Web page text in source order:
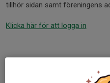
tillhör sidan samt föreningens
Klicka här för att logga in